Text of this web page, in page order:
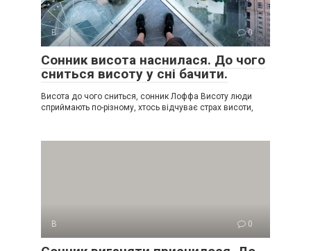
В 0
Сонник висота наснилася. До чого
сниться висоту у сні бачити.
Висота до чого сниться, сонник Лоффа Висоту люди
сприймають по-різному, хтось відчуває страх висоти,
В 0